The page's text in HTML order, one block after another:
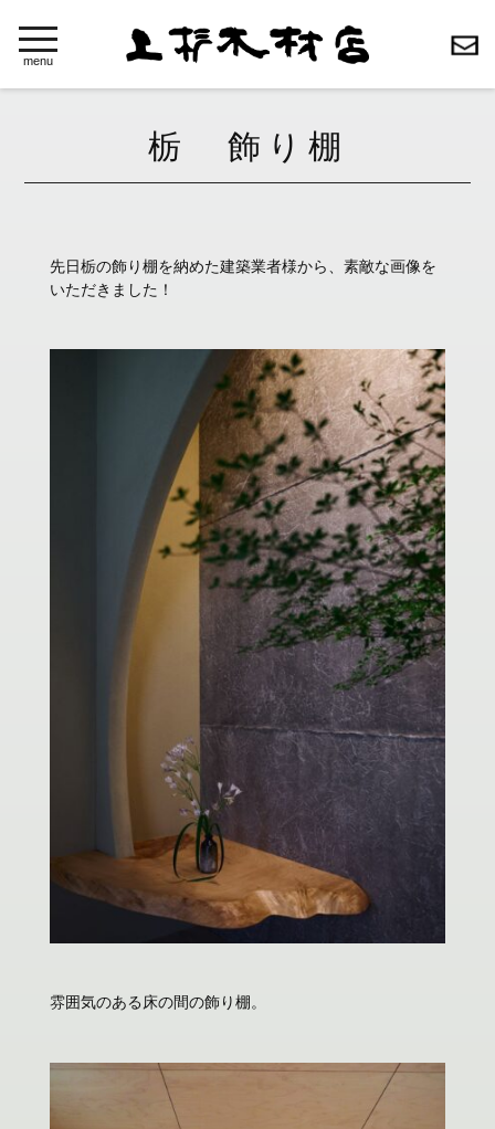
toggle
navigation
menu
栃 飾り棚
先日栃の飾り棚を納めた建築業者様から、素敵な画像を
いただきました！
雰囲気のある床の間の飾り棚。